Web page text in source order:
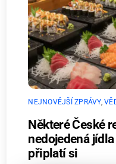
NEJNOVĚJŠÍ ZPRÁVY,
Některé České
nedojedená
připlatí si